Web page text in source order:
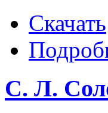
Скачать
С. Л.